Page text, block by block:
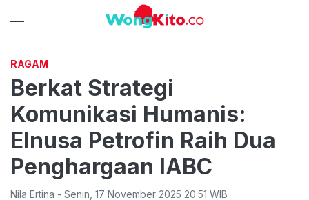
RAGAM
Berkat Strategi
Komunikasi Humanis:
Elnusa Petrofin Raih Dua
Penghargaan IABC
Nila Ertina - Senin 17 November 2025 20:51 WIB